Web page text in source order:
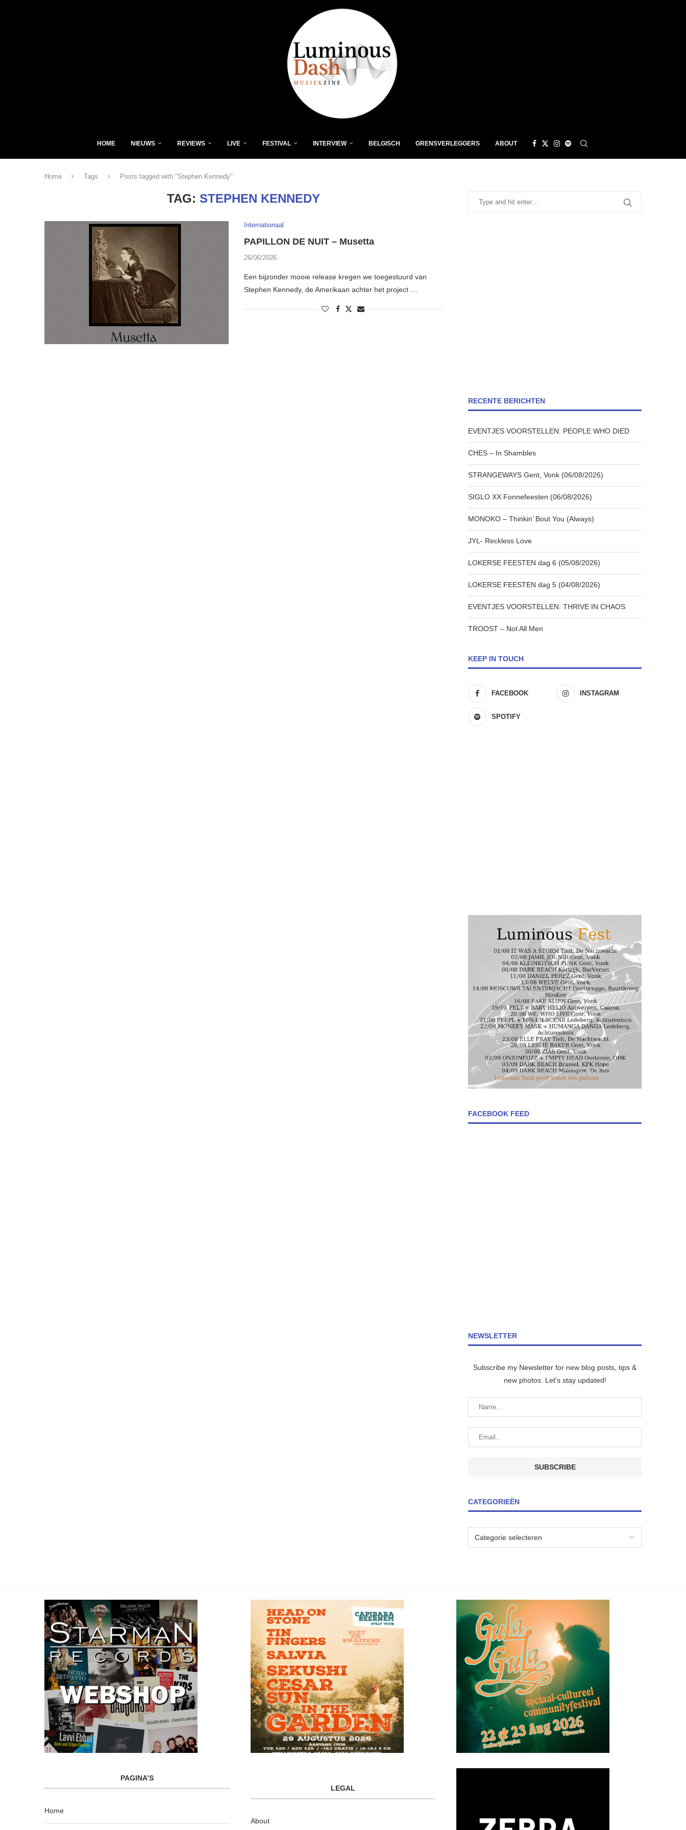
HOME NIEUWS REVIEWS LIVE FESTIVAL INTERVIEW BELGISCH GRENSVERLEGGERS ABOUT
Home Tags Posts tagged with "Stephen Kennedy"
TAG: STEPHEN KENNEDY
Internationaal
PAPILLON DE NUIT – Musetta
26/06/2026
Een bijzonder mooie release kregen we toegestuurd van
Stephen Kennedy, de Amerikaan achter het project …
RECENTE BERICHTEN
EVENTJES VOORSTELLEN: PEOPLE WHO DIED
CHES – In Shambles
STRANGEWAYS Gent, Vonk (06/08/2026)
SIGLO XX Fonnefeesten (06/08/2026)
MONOKO – Thinkin’ Bout You (Always)
JYL- Reckless Love
LOKERSE FEESTEN dag 6 (05/08/2026)
LOKERSE FEESTEN dag 5 (04/08/2026)
EVENTJES VOORSTELLEN: THRIVE IN CHAOS
TROOST – Not All Men
KEEP IN TOUCH
FACEBOOK INSTAGRAM
SPOTIFY
FACEBOOK FEED
NEWSLETTER
Subscribe my Newsletter for new blog posts, tips &
new photos. Let's stay updated!
CATEGORIEËN
PAGINA’S
Home
LEGAL
About